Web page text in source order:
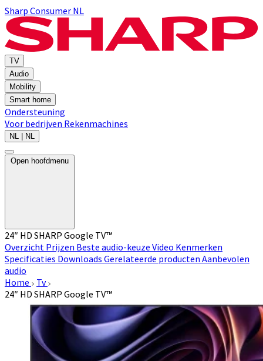
Sharp Consumer NL
TV
Audio
Mobility
Smart home
Ondersteuning
Voor bedrijven Rekenmachines
NL | NL
Open hoofdmenu
24″ HD SHARP Google TV™
Overzicht Prijzen Beste audio-keuze Video Kenmerken
Specificaties Downloads Gerelateerde producten Aanbevolen
audio
Home
Tv
24″ HD SHARP Google TV™